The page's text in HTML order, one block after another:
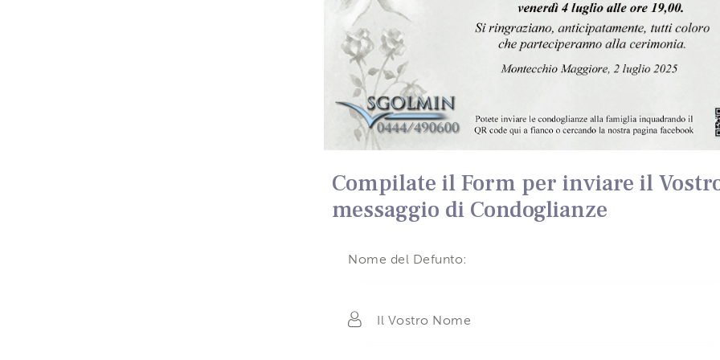
Compilate il Form per inviare il
messaggio di Condoglianze